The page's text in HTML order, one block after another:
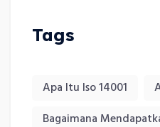
Tags
Apa Itu Iso 14001
Bagaimana